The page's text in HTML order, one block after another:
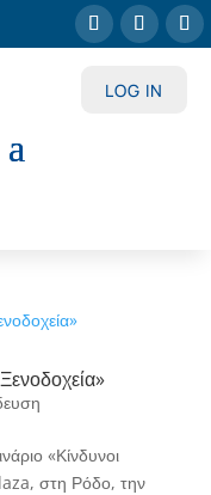
LOG IN
«Κίνδυνοι
στη Ρόδο, την